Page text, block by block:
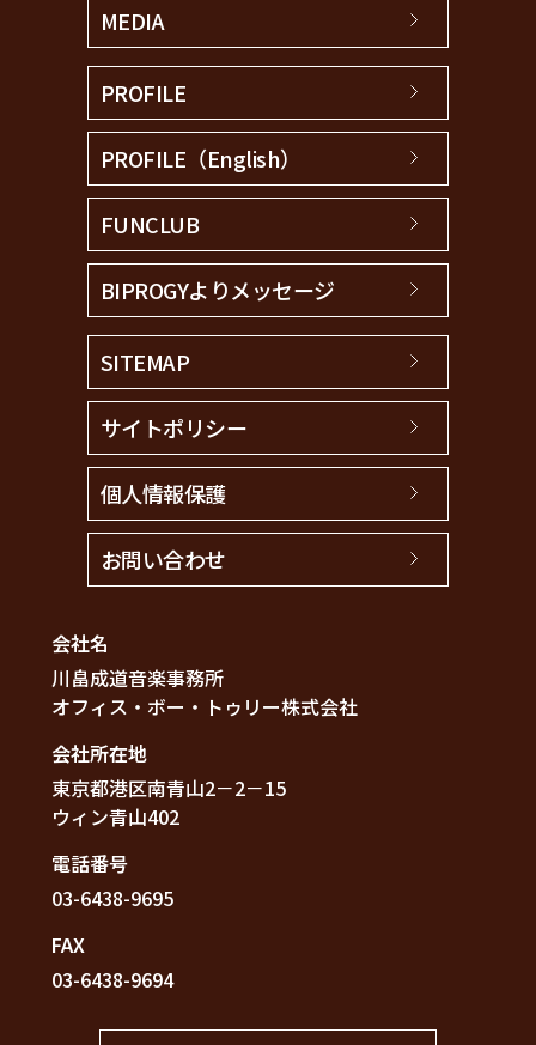
MEDIA
PROFILE
PROFILE（English）
FUNCLUB
BIPROGYよりメッセージ
SITEMAP
サイトポリシー
個人情報保護
お問い合わせ
会社名
川畠成道音楽事務所
オフィス・ボー・トゥリー株式会社
会社所在地
東京都港区南青山2－2－15
ウィン青山402
電話番号
03-6438-9695
FAX
03-6438-9694